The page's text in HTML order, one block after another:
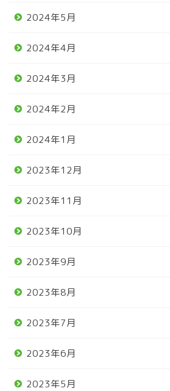
2024年5月
2024年4月
2024年3月
2024年2月
2024年1月
2023年12月
2023年11月
2023年10月
2023年9月
2023年8月
2023年7月
2023年6月
2023年5月